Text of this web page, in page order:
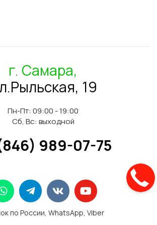
г. Самара,
19
Пн-Пт: 09:00 - 19:00
Сб, Вс: выходной
989-07-75
по России, WhatsApp, Viber